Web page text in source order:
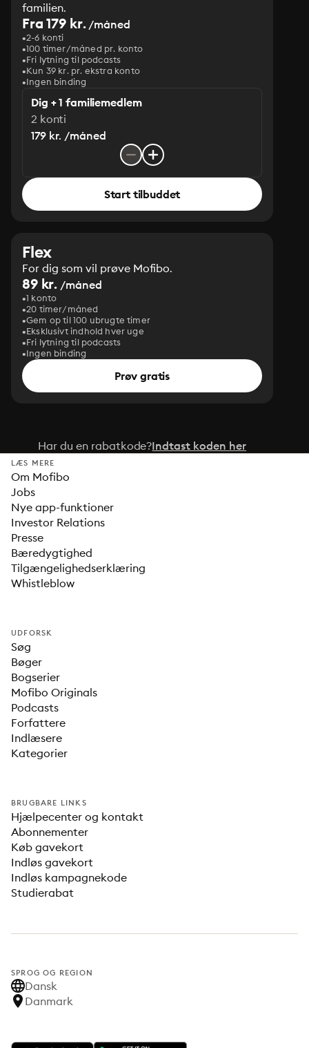
familien.
Fra 179 kr./måned
2-6 konti
100 timer/måned pr. konto
Fri lytning til podcasts
Kun 39 kr. pr. ekstra konto
Ingen binding
Dig + 1 familiemedlem
2 konti
179 kr. /måned
Start tilbuddet
Flex
For dig som vil prøve Mofibo.
89 kr. /måned
1 konto
20 timer/måned
Gem op til 100 ubrugte timer
Eksklusivt indhold hver uge
Fri lytning til podcasts
Ingen binding
Prøv gratis
Har du en rabatkode?Indtast koden her
LÆS MERE
Om Mofibo
Jobs
Nye app-funktioner
Investor Relations
Presse
Bæredygtighed
Tilgængelighedserklæring
Whistleblow
UDFORSK
Søg
Bøger
Bogserier
Mofibo Originals
Podcasts
Forfattere
Indlæsere
Kategorier
BRUGBARE LINKS
Hjælpecenter og kontakt
Abonnementer
Køb gavekort
Indløs gavekort
Indløs kampagnekode
Studierabat
SPROG OG REGION
Dansk
Danmark